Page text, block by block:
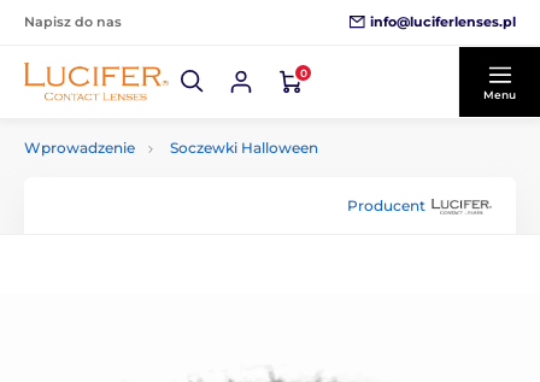
Napisz do nas info@luciferlenses.pl
0
Menu
Wprowadzenie Soczewki Halloween
Producent